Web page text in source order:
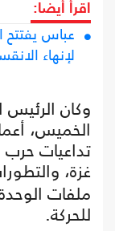
اقرأ أيضا:
عباس يفتتح
لإنهاء
وكان
الخميس،
تداعيات حرب
غزة،
ملفات
للحركة.